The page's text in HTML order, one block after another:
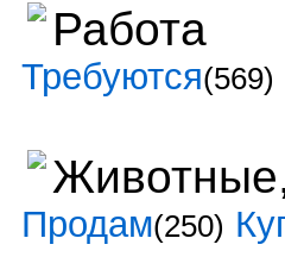
Работа
Требуются(569)
Продам(250)